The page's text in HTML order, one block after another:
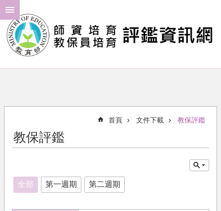
跳到主要內容區塊
進
階
搜
尋
新
年
畫
評
首頁 文件下載 教保評鑑
教保評鑑
全部 第一週期 第二週期